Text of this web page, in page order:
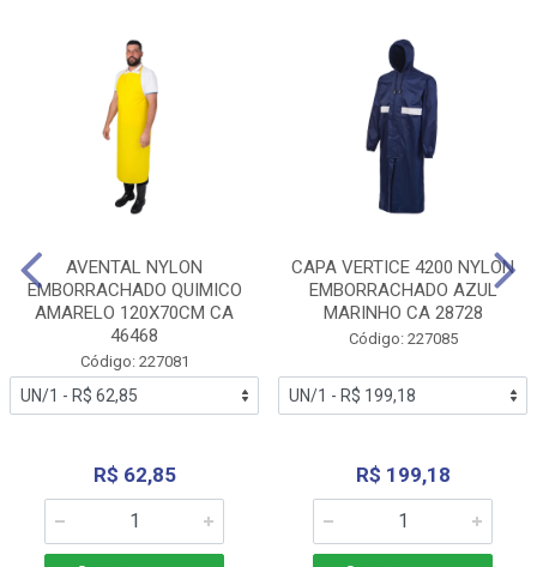
AVENTAL NYLON
EMBORRACHADO QUIMICO
AMARELO 120X70CM CA
46468
Código: 227081
R$ 62,85
CAPA VERTICE 4200 NYLON
EMBORRACHADO AZUL
MARINHO CA 28728
Código: 227085
R$ 199,18